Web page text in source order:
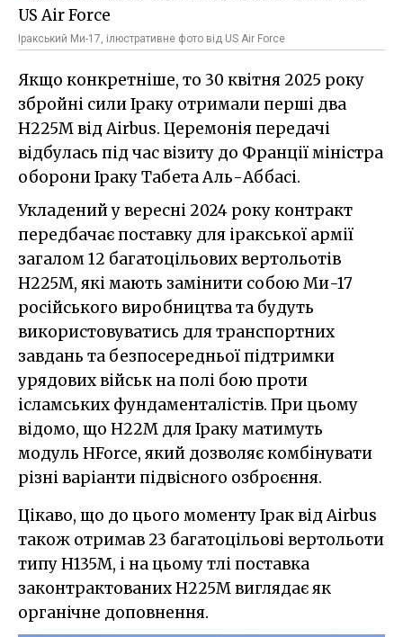
Іракський Ми-17, ілюстративне фото від US Air Force
Якщо конкретніше, то 30 квітня 2025 року
збройні сили Іраку отримали перші два
H225M від Airbus. Церемонія передачі
відбулась під час візиту до Франції міністра
оборони Іраку Табета Аль-Аббасі.
Укладений у вересні 2024 року контракт
передбачає поставку для іракської армії
загалом 12 багатоцільових вертольотів
H225M, які мають замінити собою Ми-17
російського виробництва та будуть
використовуватись для транспортних
завдань та безпосередньої підтримки
урядових військ на полі бою проти
ісламських фундаменталістів. При цьому
відомо, що H22M для Іраку матимуть
модуль HForce, який дозволяє комбінувати
різні варіанти підвісного озброєння.
Цікаво, що до цього моменту Ірак від Airbus
також отримав 23 багатоцільові вертольоти
типу H135M, і на цьому тлі поставка
законтрактованих H225M виглядає як
органічне доповнення.